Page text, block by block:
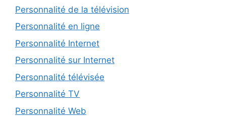
Personnalité de la télévision
Personnalité en ligne
Personnalité Internet
Personnalité sur Internet
Personnalité télévisée
Personnalité TV
Personnalité Web